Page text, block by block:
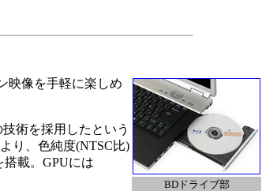
BDドライブ部
映像を手軽に楽しめ
術を採用したという
り、色純度(NTSC比)
搭載。GPUには